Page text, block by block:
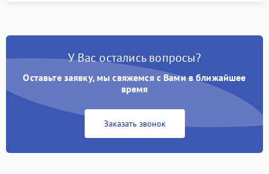
У Вас остались вопросы?
Оставьте заявку, мы свяжемся с Вами в ближайшее
время
Заказать звонок